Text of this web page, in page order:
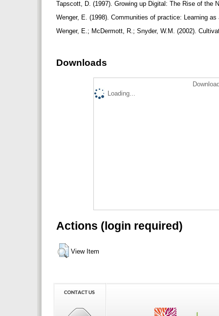
Tapscott, D. (1997). Growing up Digital: The Rise of the
Wenger, E. (1998). Communities of practice: Learning
Wenger, E.; McDermott, R.; Snyder, W.M. (2002).
Downloads
Loading...
Actions (login required)
View Item